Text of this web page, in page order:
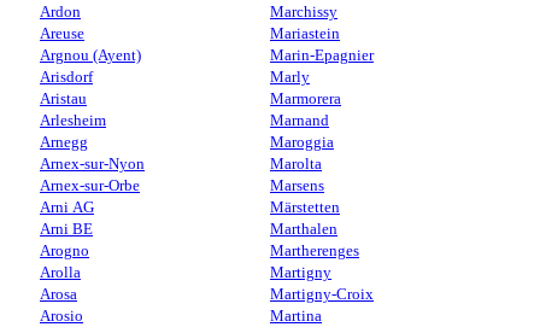
Ardon
Areuse
Argnou (Ayent)
Arisdorf
Aristau
Arlesheim
Arnegg
Arnex-sur-Nyon
Arnex-sur-Orbe
Arni AG
Arni BE
Arogno
Arolla
Arosa
Arosio
Marchissy
Mariastein
Marin-Epagnier
Marly
Marmorera
Marnand
Maroggia
Marolta
Marsens
Märstetten
Marthalen
Martherenges
Martigny
Martigny-Croix
Martina